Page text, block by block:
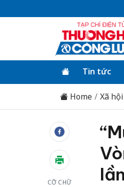
Tin tức
Home Xã hội
CỠ CHỮ